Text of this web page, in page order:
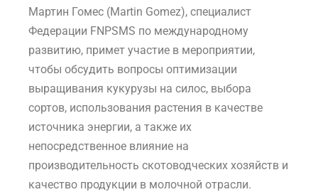
Мартин Гомес (Martin Gomez), специалист
Федерации FNPSMS по международному
развитию, примет участие в мероприятии,
чтобы обсудить вопросы оптимизации
выращивания кукурузы на силос, выбора
сортов, использования растения в качестве
источника энергии, а также их
непосредственное влияние на
производительность скотоводческих хозяйств и
качество продукции в молочной отрасли.